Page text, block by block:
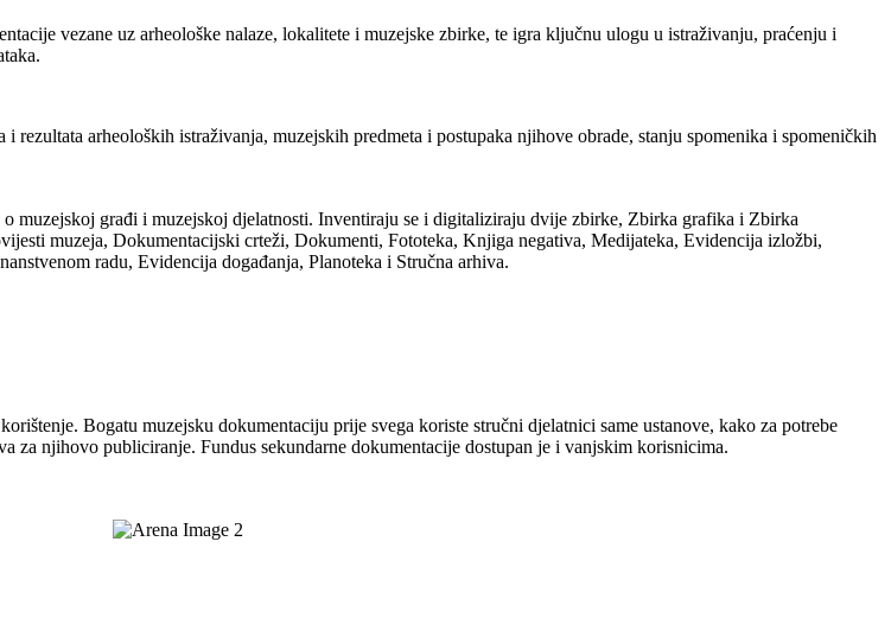
vezane uz arheološke nalaze, lokalitete i muzejske zbirke, te igra ključnu ulogu u istraživanju, praćenju i
arheoloških istraživanja, muzejskih predmeta i postupaka njihove obrade, stanju spomenika i spomeničkih
muzejskoj građi i muzejskoj djelatnosti. Inventiraju se i digitaliziraju dvije zbirke, Zbirka grafika i Zbirka
muzeja, Dokumentacijski crteži, Dokumenti, Fototeka, Knjiga negativa, Medijateka, Evidencija izložbi,
radu, Evidencija događanja, Planoteka i Stručna arhiva.
Bogatu muzejsku dokumentaciju prije svega koriste stručni djelatnici same ustanove, kako za potrebe
za njihovo publiciranje. Fundus sekundarne dokumentacije dostupan je i vanjskim korisnicima.